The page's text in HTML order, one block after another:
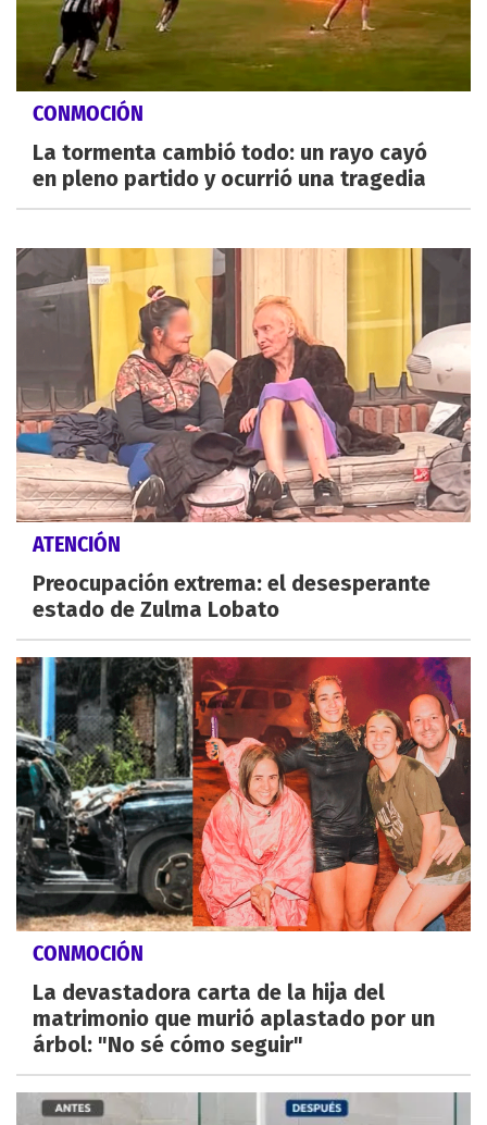
CONMOCIÓN
La tormenta cambió todo: un rayo cayó
en pleno partido y ocurrió una tragedia
ATENCIÓN
Preocupación extrema: el desesperante
estado de Zulma Lobato
CONMOCIÓN
La devastadora carta de la hija del
matrimonio que murió aplastado por un
árbol: "No sé cómo seguir"